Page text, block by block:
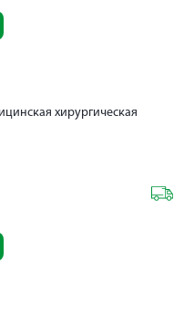
хирургическая